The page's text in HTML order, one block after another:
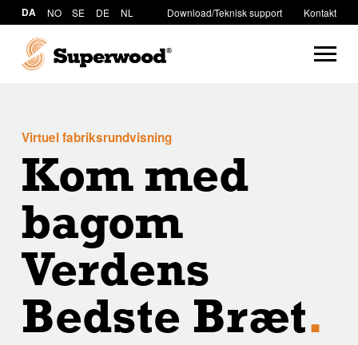
DA NO SE DE NL Download/Teknisk support Kontakt
Virtuel fabriksrundvisning
Kom med
bagom
Verdens
Bedste Bræt.